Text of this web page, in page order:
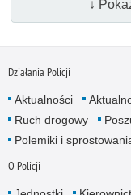
↓
Działania Policji
Aktualności
Ruch drogowy
Polemiki i
O Policji